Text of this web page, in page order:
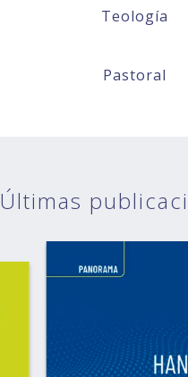
Teología
Pastoral
Últimas